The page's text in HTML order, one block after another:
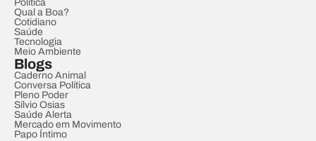
Política
Qual a Boa?
Cotidiano
Saúde
Tecnologia
Meio Ambiente
Blogs
Caderno Animal
Conversa Política
Pleno Poder
Sílvio Osias
Saúde Alerta
Mercado em Movimento
Papo Íntimo